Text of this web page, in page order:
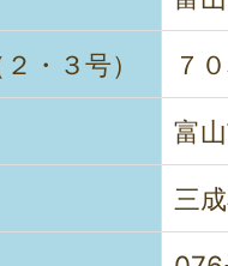
・３号） ７
富
三